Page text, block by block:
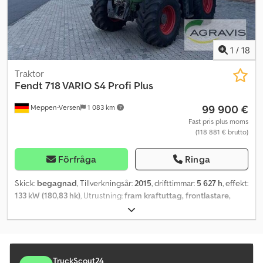
1 / 18
Meppen-Versen 1 083 km
Traktor
Fendt 718 VARIO S4 Profi Plus
99 900 €
Fast pris plus moms
(118 881 € brutto)
Förfråga Ringa
Skick: begagnad, Tillverkningsår:2015, drifttimmar: 5 627 h, effekt:
133 kW (180,83 hk), Utrustning:fram kraftuttag, frontlastare,
fyrhjulsdrift, hytt, luftkonditionering, tryckluftsbroms
S4 0010 beg. AGCO/ Fendt fyrhjulsdriven traktor 0020 Hytt,
Luftfjädrad stol, radio, Vario-terminal 10,4" / pekskärm, 0040
Ställbart ratt, redskapshållare, 0050 GPS-styrsystem VarioGuide
TruckScout24